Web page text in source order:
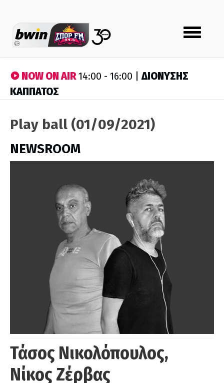
Toggle
navigation
NOW ON AIR14:00 - 16:00 |ΔΙΟΝΥΣΗΣ
ΚΑΠΠΑΤΟΣ
Play ball (01/09/2021)
NEWSROOM
Τάσος Νικολόπουλος,
Νίκος Ζέρβας